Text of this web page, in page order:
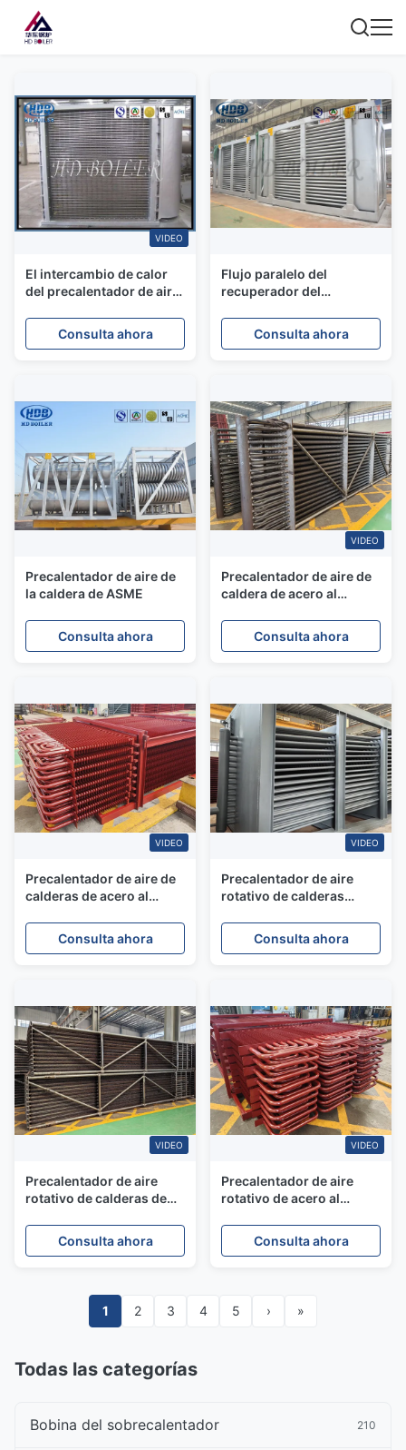
VIDEO
El intercambio de calor
del precalentador de aire
de la central eléctrica de
ASME pintó el
Consulta ahora
Flujo paralelo del
recuperador del
la caldera del ISO frío
para la central eléctrica
Consulta ahora
Precalentador de aire de
la caldera de ASME
Consulta ahora
VIDEO
Precalentador de aire de
caldera de acero al
mantenimiento de
centrales eléctricas
Consulta ahora
VIDEO
Precalentador de aire de
calderas de acero al
eficiencia de
transferencia de calor
Consulta ahora
VIDEO
Precalentador de aire
rotativo de calderas
carbono con buena
eficiencia
Consulta ahora
VIDEO
Precalentador de aire
rotativo de calderas de
estructura compacta
Consulta ahora
VIDEO
Precalentador de aire
rotativo de acero al
en la caldera de la
estación de la planta
Consulta ahora
1 2 3 4 5 › »
Todas las categorías
Bobina del sobrecalentador 210